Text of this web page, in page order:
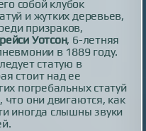
собой клубок
и жутких деревьев,
призраков,
Уотсон, 6-летняя
в 1889 году.
статую в
стоит над ее
погребальных статуй
они двигаются, как
иногда слышны звуки